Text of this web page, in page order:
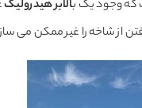
که وجود یک بالابر هیدرولیک
از شاخه را غیر ممکن می